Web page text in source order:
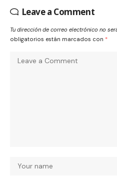
Leave a Comment
Tu dirección de correo electrónico no
obligatorios están marcados con *